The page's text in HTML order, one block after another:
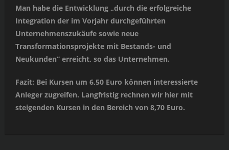
Man habe die Entwicklung „durch die erfolgreiche
Integration der im Vorjahr durchgeführten
Unternehmenszukäufe sowie neue
Transformationsprojekte mit Bestands- und
Neukunden” erreicht, so das Unternehmen.
Fazit: Bei Kursen um 6,50 Euro können interessierte
Anleger zugreifen. Langfristig rechnen wir hier mit
steigenden Kursen in den Bereich von 8,70 Euro.